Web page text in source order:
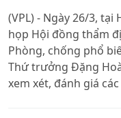
(VPL) - Ngày 26/3,
họp Hội đồng thẩm
Phòng, chống phổ
Thứ trưởng Đặng
xem xét, đánh giá